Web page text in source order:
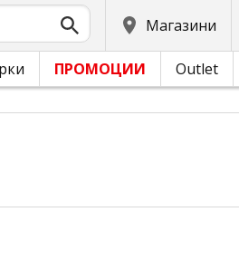
Магазини
ПРОМОЦИИ Outlet